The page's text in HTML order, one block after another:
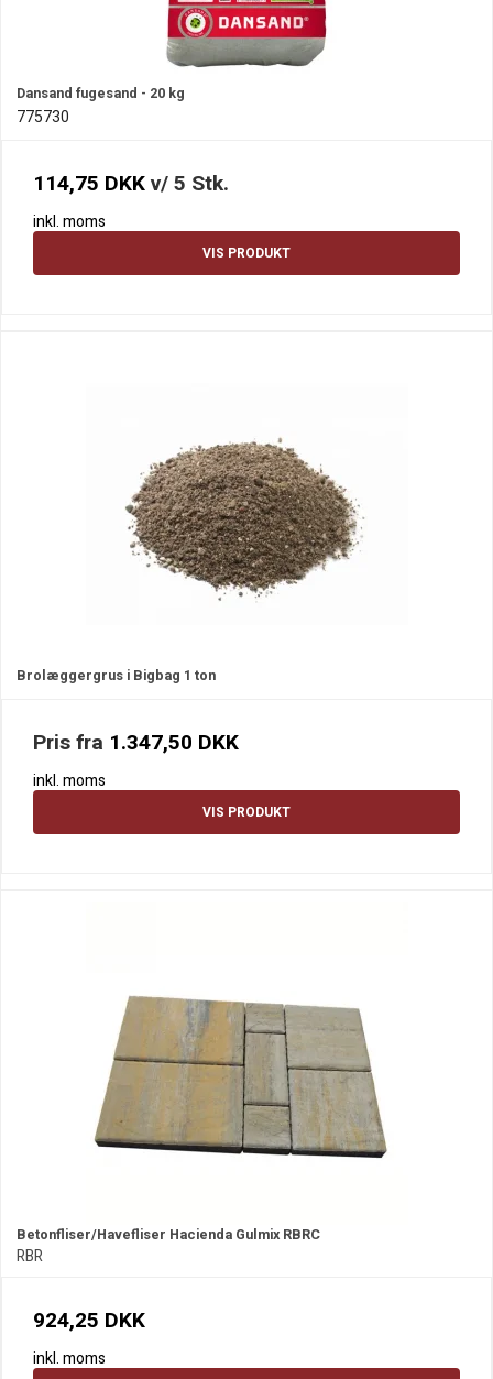
Dansand fugesand - 20 kg
775730
114,75 DKKv/ 5 Stk.
inkl. moms
VIS PRODUKT
Brolæggergrus i Bigbag 1 ton
Pris fra 1.347,50 DKK
inkl. moms
VIS PRODUKT
Betonfliser/Havefliser Hacienda Gulmix RBRC
RBR
924,25 DKK
inkl. moms